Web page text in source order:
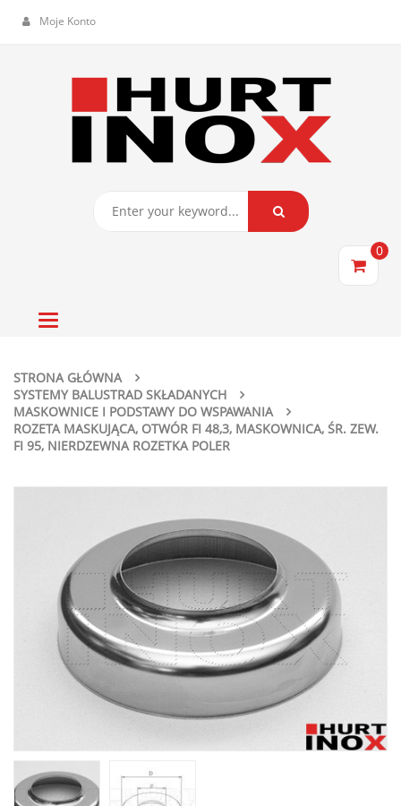
Moje Konto
0
Toggle
STRONA GŁÓWNA
SYSTEMY BALUSTRAD SKŁADANYCH
MASKOWNICE I PODSTAWY DO WSPAWANIA
ROZETA MASKUJĄCA, OTWÓR FI 48,3, MASKOWNICA, ŚR. ZEW.
FI 95, NIERDZEWNA ROZETKA POLER